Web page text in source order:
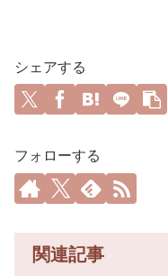
シェアする
フォローする
関連記事